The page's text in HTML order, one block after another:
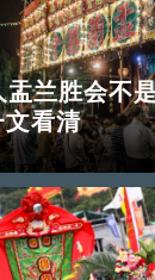
兰胜会不
文看清